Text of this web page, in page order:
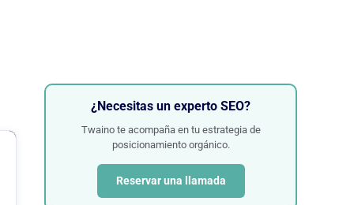
¿Necesitas un experto SEO?
Twaino te acompaña en tu estrategia de
posicionamiento orgánico.
Reservar una llamada